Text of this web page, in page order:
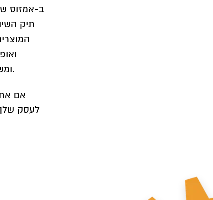
ב-אמזוס
תיק
ומשכים את הביקורים אלא גם מספקים לידים והמרות משמעותיים.
אם
לעסק שלך